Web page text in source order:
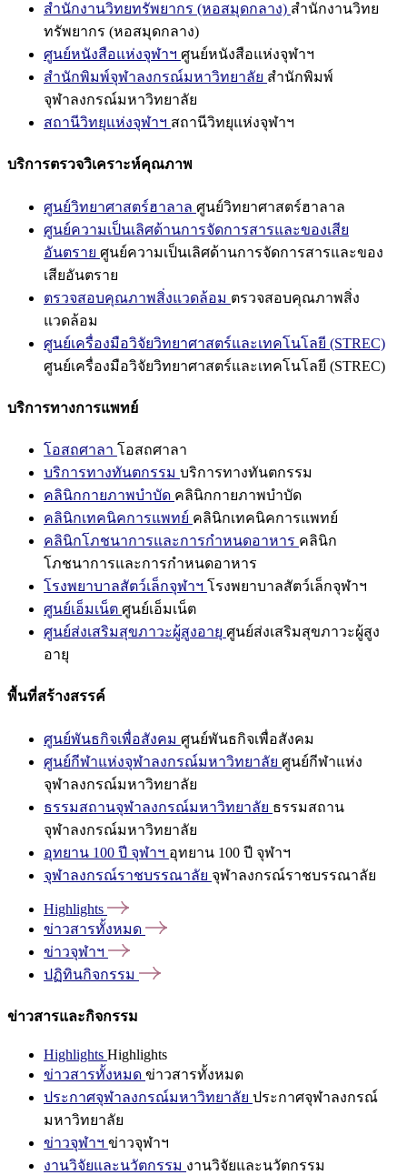
สำนักงานวิทยทรัพยากร (หอสมุดกลาง) สำนักงานวิทย
ทรัพยากร (หอสมุดกลาง)
ศูนย์หนังสือแห่งจุฬาฯ ศูนย์หนังสือแห่งจุฬาฯ
สำนักพิมพ์จุฬาลงกรณ์มหาวิทยาลัย สำนักพิมพ์
จุฬาลงกรณ์มหาวิทยาลัย
สถานีวิทยุแห่งจุฬาฯ สถานีวิทยุแห่งจุฬาฯ
บริการตรวจวิเคราะห์คุณภาพ
ศูนย์วิทยาศาสตร์ฮาลาล ศูนย์วิทยาศาสตร์ฮาลาล
ศูนย์ความเป็นเลิศด้านการจัดการสารและของเสีย
อันตราย ศูนย์ความเป็นเลิศด้านการจัดการสารและของ
เสียอันตราย
ตรวจสอบคุณภาพสิ่งแวดล้อม ตรวจสอบคุณภาพสิ่ง
แวดล้อม
ศูนย์เครื่องมือวิจัยวิทยาศาสตร์และเทคโนโลยี (STREC)
ศูนย์เครื่องมือวิจัยวิทยาศาสตร์และเทคโนโลยี (STREC)
บริการทางการแพทย์
โอสถศาลา โอสถศาลา
บริการทางทันตกรรม บริการทางทันตกรรม
คลินิกกายภาพบำบัด คลินิกกายภาพบำบัด
คลินิกเทคนิคการแพทย์ คลินิกเทคนิคการแพทย์
คลินิกโภชนาการและการกำหนดอาหาร คลินิก
โภชนาการและการกำหนดอาหาร
โรงพยาบาลสัตว์เล็กจุฬาฯ โรงพยาบาลสัตว์เล็กจุฬาฯ
ศูนย์เอ็มเน็ต ศูนย์เอ็มเน็ต
ศูนย์ส่งเสริมสุขภาวะผู้สูงอายุ ศูนย์ส่งเสริมสุขภาวะผู้สูง
อายุ
พื้นที่สร้างสรรค์
ศูนย์พันธกิจเพื่อสังคม ศูนย์พันธกิจเพื่อสังคม
ศูนย์กีฬาแห่งจุฬาลงกรณ์มหาวิทยาลัย ศูนย์กีฬาแห่ง
จุฬาลงกรณ์มหาวิทยาลัย
ธรรมสถานจุฬาลงกรณ์มหาวิทยาลัย ธรรมสถาน
จุฬาลงกรณ์มหาวิทยาลัย
อุทยาน 100 ปี จุฬาฯ อุทยาน 100 ปี จุฬาฯ
จุฬาลงกรณ์ราชบรรณาลัย จุฬาลงกรณ์ราชบรรณาลัย
Highlights
ข่าวสารทั้งหมด
ข่าวจุฬาฯ
ปฏิทินกิจกรรม
ข่าวสารและกิจกรรม
Highlights Highlights
ข่าวสารทั้งหมด ข่าวสารทั้งหมด
ประกาศจุฬาลงกรณ์มหาวิทยาลัย ประกาศจุฬาลงกรณ์
มหาวิทยาลัย
ข่าวจุฬาฯ ข่าวจุฬาฯ
งานวิจัยและนวัตกรรม งานวิจัยและนวัตกรรม